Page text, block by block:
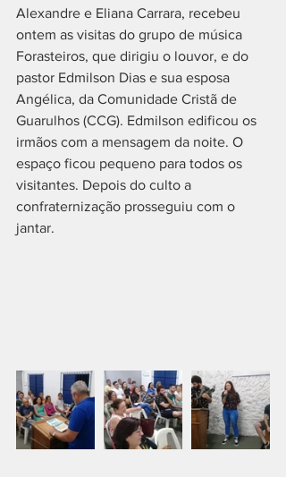
Alexandre e Eliana Carrara, recebeu
ontem as visitas do grupo de música
Forasteiros, que dirigiu o louvor, e do
pastor Edmilson Dias e sua esposa
Angélica, da Comunidade Cristã de
Guarulhos (CCG). Edmilson edificou os
irmãos com a mensagem da noite. O
espaço ficou pequeno para todos os
visitantes. Depois do culto a
confraternização prosseguiu com o
jantar.